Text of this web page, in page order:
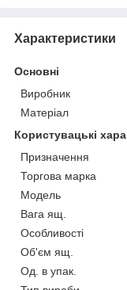
Характеристики
Основні
Виробник
Матеріал
Користувацькі
Призначення
Торгова марка
Мoдель
Вага ящ.
Особливості
Об'єм ящ.
Од. в упак.